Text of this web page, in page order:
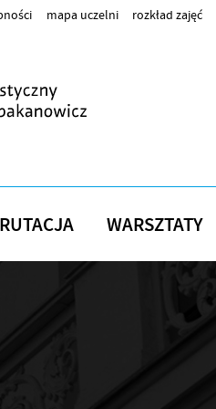
mapa uczelni rozkład zajęć
WARSZTATY